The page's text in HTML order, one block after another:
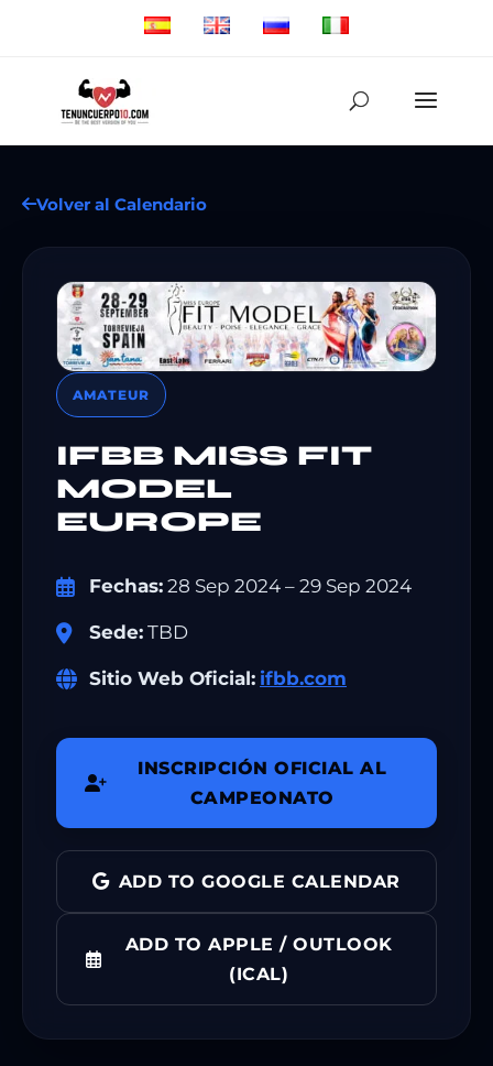
Volver al Calendario
AMATEUR
IFBB MISS FIT
MODEL
EUROPE
Fechas: 28 Sep 2024 – 29 Sep 2024
Sede: TBD
Sitio Web Oficial: ifbb.com
INSCRIPCIÓN OFICIAL AL
CAMPEONATO
ADD TO GOOGLE CALENDAR
ADD TO APPLE / OUTLOOK
(ICAL)